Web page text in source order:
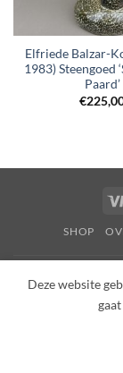
Elfriede Balzar-
1983) Steengoed
Paard’
€
SHOP
Deze website